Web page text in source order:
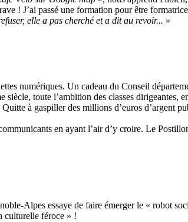
! J’ai passé une formation pour être
elle a pas cherché et a dit au revoir... »
numériques. Un cadeau du Conseil
toute l’ambition des classes dirigeantes,
à gaspiller des millions d’euros d’argent
en ayant l’air d’y croire. Le
Alpes essaye de faire émerger le « robot
culturelle féroce » !